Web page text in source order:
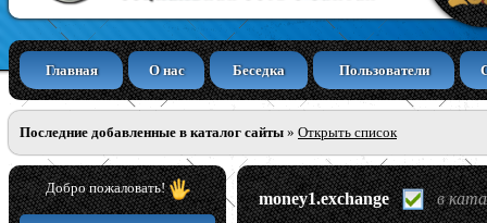
Главная О нас Беседка Пользователи
Последние добавленные в каталог сайты » Открыть список
Добро пожаловать!
money1.exchange в